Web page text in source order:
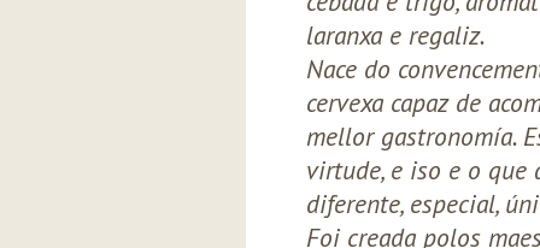
laranxa e regaliz.
Nace do
cervexa capaz de
mellor gastronomía.
virtude, e iso e o que
diferente, especial,
Foi creada polos